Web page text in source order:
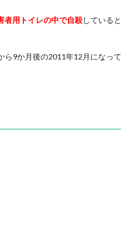
者用トイレの中で自殺していると
ら9か月後の2011年12月になって